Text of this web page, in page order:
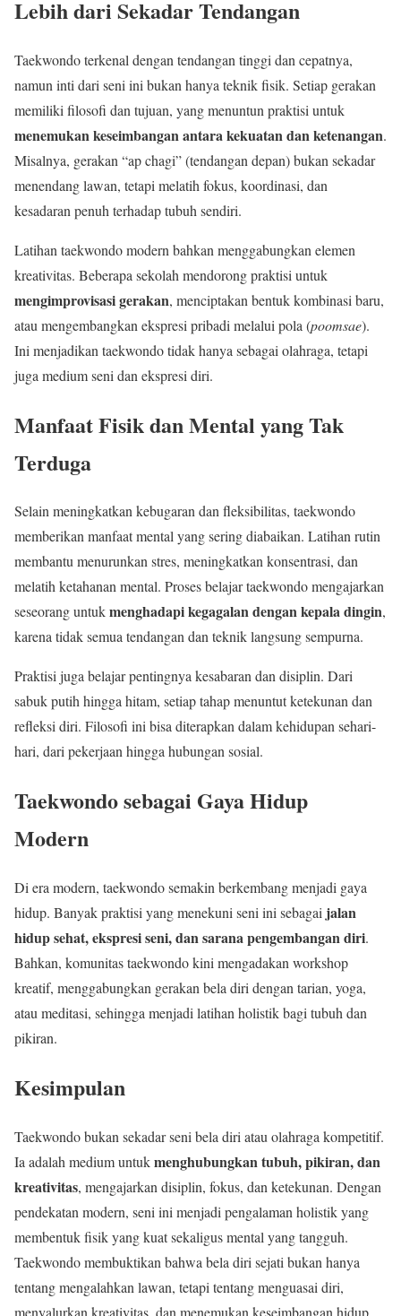
Lebih dari Sekadar Tendangan
Taekwondo terkenal dengan tendangan tinggi dan cepatnya,
namun inti dari seni ini bukan hanya teknik fisik. Setiap gerakan
memiliki filosofi dan tujuan, yang menuntun praktisi untuk
menemukan keseimbangan antara kekuatan dan ketenangan.
Misalnya, gerakan “ap chagi” (tendangan depan) bukan sekadar
menendang lawan, tetapi melatih fokus, koordinasi, dan
kesadaran penuh terhadap tubuh sendiri.
Latihan taekwondo modern bahkan menggabungkan elemen
kreativitas. Beberapa sekolah mendorong praktisi untuk
mengimprovisasi gerakan, menciptakan bentuk kombinasi baru,
atau mengembangkan ekspresi pribadi melalui pola (poomsae).
Ini menjadikan taekwondo tidak hanya sebagai olahraga, tetapi
juga medium seni dan ekspresi diri.
Manfaat Fisik dan Mental yang Tak
Terduga
Selain meningkatkan kebugaran dan fleksibilitas, taekwondo
memberikan manfaat mental yang sering diabaikan. Latihan rutin
membantu menurunkan stres, meningkatkan konsentrasi, dan
melatih ketahanan mental. Proses belajar taekwondo mengajarkan
seseorang untukmenghadapi kegagalan dengan kepala dingin,
karena tidak semua tendangan dan teknik langsung sempurna.
Praktisi juga belajar pentingnya kesabaran dan disiplin. Dari
sabuk putih hingga hitam, setiap tahap menuntut ketekunan dan
refleksi diri. Filosofi ini bisa diterapkan dalam kehidupan sehari-
hari, dari pekerjaan hingga hubungan sosial.
Taekwondo sebagai Gaya Hidup
Modern
Di era modern, taekwondo semakin berkembang menjadi gaya
hidup. Banyak praktisi yang menekuni seni ini sebagai jalan
hidup sehat, ekspresi seni, dan sarana pengembangan diri.
Bahkan, komunitas taekwondo kini mengadakan workshop
kreatif, menggabungkan gerakan bela diri dengan tarian, yoga,
atau meditasi, sehingga menjadi latihan holistik bagi tubuh dan
pikiran.
Kesimpulan
Taekwondo bukan sekadar seni bela diri atau olahraga kompetitif.
Ia adalah medium untukmenghubungkan tubuh, pikiran, dan
kreativitas, mengajarkan disiplin, fokus, dan ketekunan. Dengan
pendekatan modern, seni ini menjadi pengalaman holistik yang
membentuk fisik yang kuat sekaligus mental yang tangguh.
Taekwondo membuktikan bahwa bela diri sejati bukan hanya
tentang mengalahkan lawan, tetapi tentang menguasai diri,
menyalurkan kreativitas, dan menemukan keseimbangan hidup.